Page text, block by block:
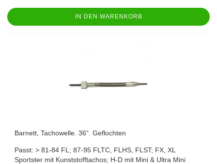
IN DEN WARENKORB
Barnett, Tachowelle. 36“. Geflochten
Passt: > 81-84 FL; 87-95 FLTC, FLHS, FLST; FX, XL
Sportster mit Kunststofftachos; H-D mit Mini & Ultra Mini